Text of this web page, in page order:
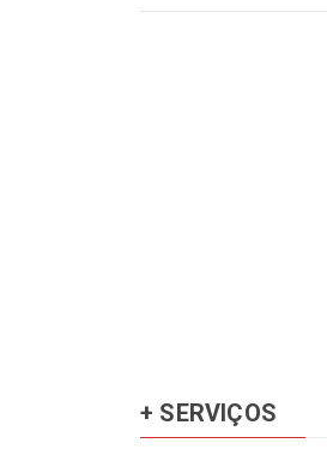
+ SERVIÇOS